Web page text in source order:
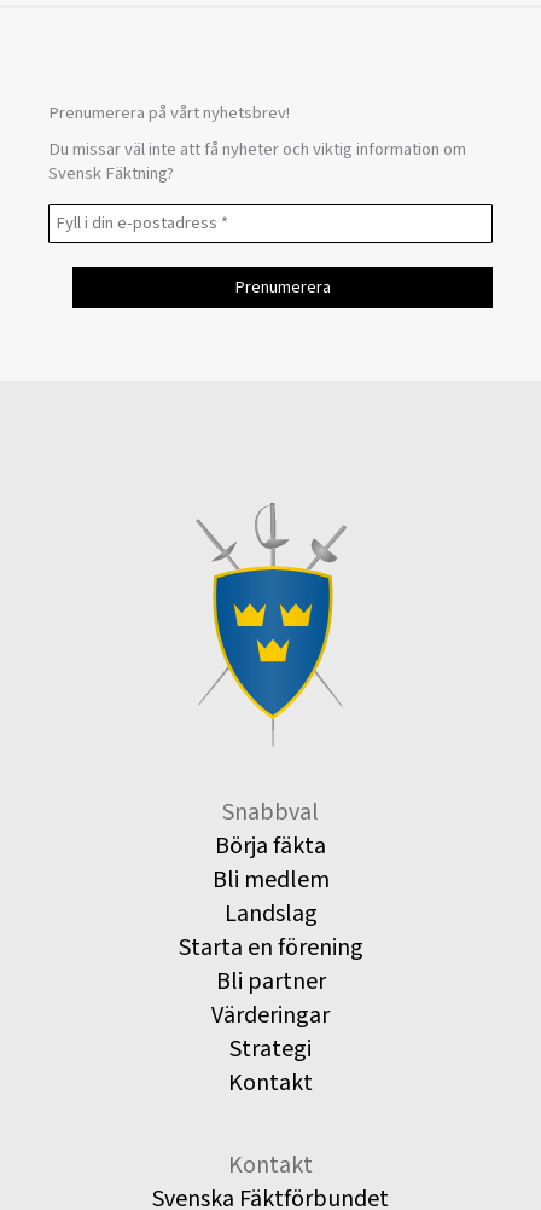
Prenumerera på vårt nyhetsbrev!
Du missar väl inte att få nyheter och viktig information om
Svensk Fäktning?
Snabbval
Börja fäkta
Bli medlem
Landslag
Starta en förening
Bli partner
Värderingar
Strategi
Kontakt
Kontakt
Svenska Fäktförbundet